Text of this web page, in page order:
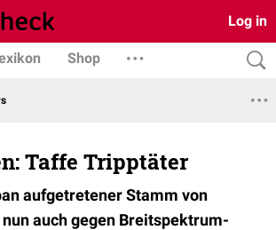
Log in
Shop
Taffe Tripptäter
aufgetretener Stamm von
auch gegen Breitspektrum-